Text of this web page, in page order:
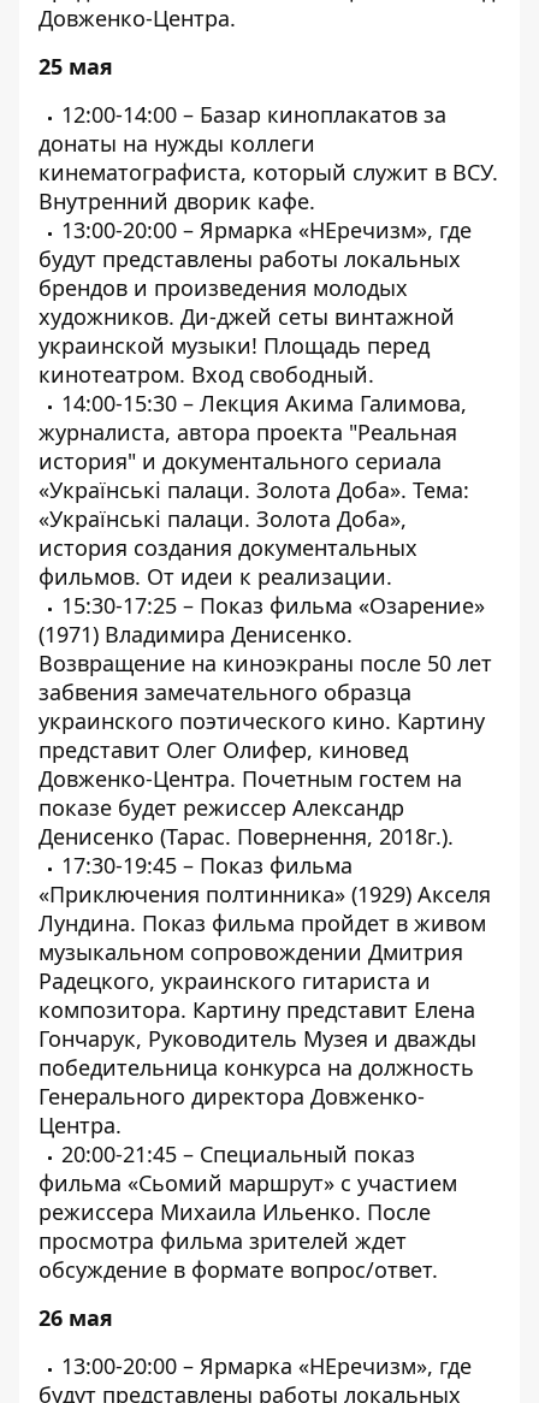
Довженко-Центра.
25 мая
12:00-14:00 – Базар киноплакатов за
донаты на нужды коллеги
кинематографиста, который служит в ВСУ.
Внутренний дворик кафе.
13:00-20:00 – Ярмарка «НЕречизм», где
будут представлены работы локальных
брендов и произведения молодых
художников. Ди-джей сеты винтажной
украинской музыки! Площадь перед
кинотеатром. Вход свободный.
14:00-15:30 – Лекция Акима Галимова,
журналиста, автора проекта "Реальная
история" и документального сериала
«Українські палаци. Золота Доба». Тема:
«Українські палаци. Золота Доба»,
история создания документальных
фильмов. От идеи к реализации.
15:30-17:25 – Показ фильма «Озарение»
(1971) Владимира Денисенко.
Возвращение на киноэкраны после 50 лет
забвения замечательного образца
украинского поэтического кино. Картину
представит Олег Олифер, киновед
Довженко-Центра. Почетным гостем на
показе будет режиссер Александр
Денисенко (Тарас. Повернення, 2018г.).
17:30-19:45 – Показ фильма
«Приключения полтинника» (1929) Акселя
Лундина. Показ фильма пройдет в живом
музыкальном сопровождении Дмитрия
Радецкого, украинского гитариста и
композитора. Картину представит Елена
Гончарук, Руководитель Музея и дважды
победительница конкурса на должность
Генерального директора Довженко-
Центра.
20:00-21:45 – Специальный показ
фильма «Сьомий маршрут» с участием
режиссера Михаила Ильенко. После
просмотра фильма зрителей ждет
обсуждение в формате вопрос/ответ.
26 мая
13:00-20:00 – Ярмарка «НЕречизм», где
будут представлены работы локальных